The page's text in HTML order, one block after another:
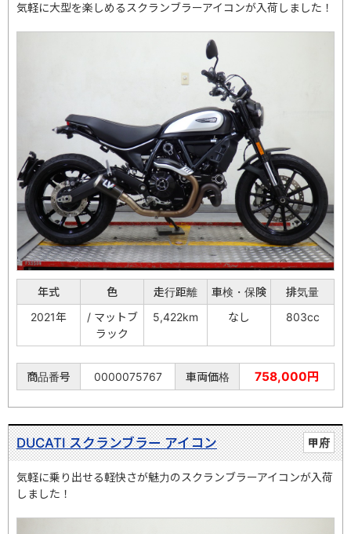
気軽に大型を楽しめるスクランブラーアイコンが入荷しました！
年式 色 走行距離 車検・保険
排気量
2021年
/ マットブ
ラック
5,422km なし 803cc
商品番号 0000075767 車両価格 758,000円
甲府
DUCATI スクランブラー アイコン
気軽に乗り出せる軽快さが魅力のスクランブラーアイコンが入荷
しました！